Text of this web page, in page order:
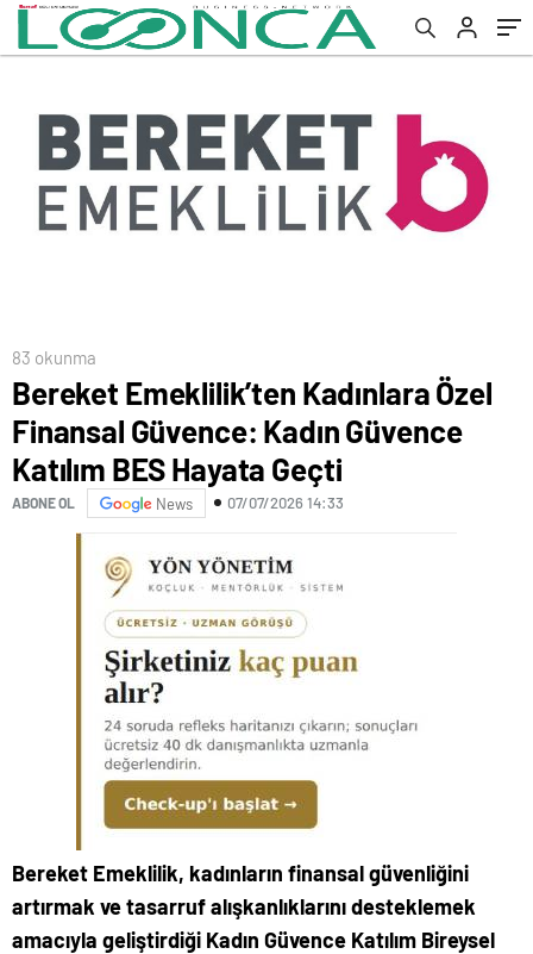
BES Hayata Geçti
83 okunma
Bereket Emeklilik’ten Kadınlara Özel
Finansal Güvence: Kadın Güvence
Katılım BES Hayata Geçti
ABONE OL News 07/07/2026 14:33
Bereket Emeklilik, kadınların finansal güvenliğini
artırmak ve tasarruf alışkanlıklarını desteklemek
amacıyla geliştirdiği Kadın Güvence Katılım Bireysel